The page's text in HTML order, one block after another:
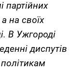
партійних
а на своїх
В Ужгороді
диспутів